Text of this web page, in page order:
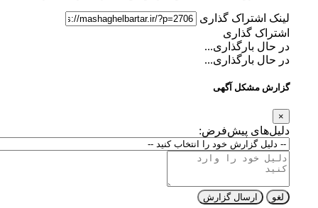
لینک اشتراک گذاری
اشتراک گذاری
در حال بارگذاری...
در حال بارگذاری...
گزارش مشکل آگهی
دلیل‌های پیش‌فرض:
ارسال گزارش